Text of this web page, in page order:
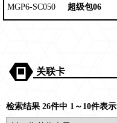
MGP6-SC050
超级包06
关联卡
检索结果 26件中 1～10件表示